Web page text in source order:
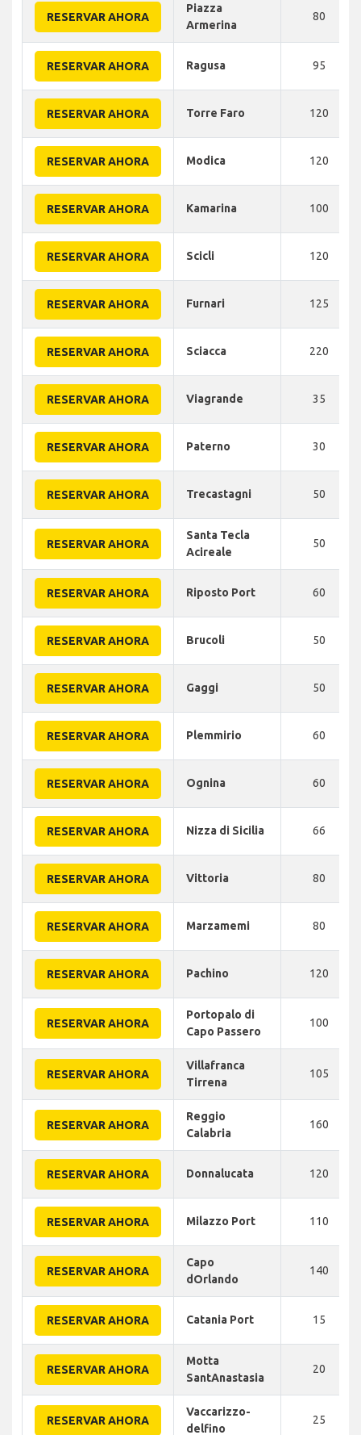
RESERVAR AHORA
Piazza
Armerina
80
RESERVAR AHORA Ragusa 95
RESERVAR AHORA Torre Faro 120
RESERVAR AHORA Modica 120
RESERVAR AHORA Kamarina 100
RESERVAR AHORA Scicli 120
RESERVAR AHORA Furnari 125
RESERVAR AHORA Sciacca 220
RESERVAR AHORA Viagrande 35
RESERVAR AHORA Paterno 30
RESERVAR AHORA Trecastagni 50
RESERVAR AHORA
Santa Tecla
Acireale
50
RESERVAR AHORA Riposto Port 60
RESERVAR AHORA Brucoli 50
RESERVAR AHORA Gaggi 50
RESERVAR AHORA Plemmirio 60
RESERVAR AHORA Ognina 60
RESERVAR AHORA Nizza di Sicilia 66
RESERVAR AHORA Vittoria 80
RESERVAR AHORA Marzamemi 80
RESERVAR AHORA Pachino 120
RESERVAR AHORA
Portopalo di
Capo Passero
100
RESERVAR AHORA
Villafranca
Tirrena
105
RESERVAR AHORA
Reggio
Calabria
160
RESERVAR AHORA Donnalucata 120
RESERVAR AHORA Milazzo Port 110
RESERVAR AHORA
Capo
dOrlando
140
RESERVAR AHORA Catania Port 15
RESERVAR AHORA
Motta
SantAnastasia
20
RESERVAR AHORA
Vaccarizzo-
delfino
25